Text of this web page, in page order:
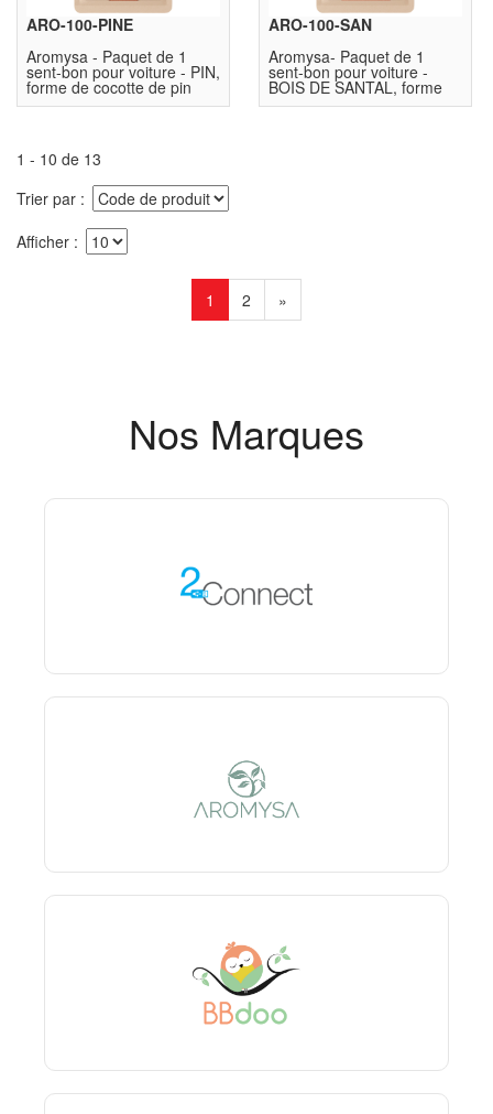
ARO-100-PINE
Aromysa - Paquet de 1
sent-bon pour voiture - PIN,
forme de cocotte de pin
ARO-100-SAN
Aromysa- Paquet de 1
sent-bon pour voiture -
BOIS DE SANTAL, forme
de flamme
1 - 10 de 13
Trier par
Afficher
1 2 »
Nos Marques